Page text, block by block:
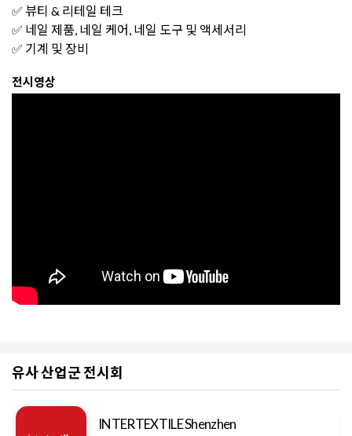
✅ 뷰티 & 리테일 테크
✅ 네일 제품, 네일 케어, 네일 도구 및 액세서리
✅ 기계 및 장비
전시영상
유사 산업군 전시회
INTERTEXTILE Shenzhen